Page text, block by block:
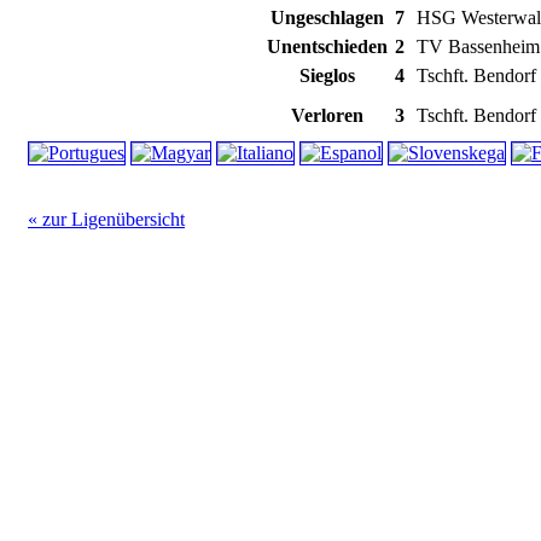
Ungeschlagen
7 HSG
Unentschieden 2 TV
Sieglos
4 Tschft.
Verloren
3 Tschft.
« zur Ligenübersicht